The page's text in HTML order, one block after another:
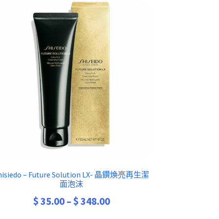
– Future Solution LX- 晶鑽煥亮再生潔
面泡沫
$35.00 –$348.00